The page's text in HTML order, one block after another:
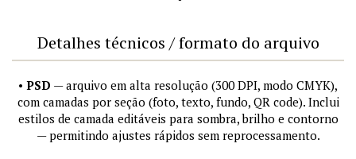
Detalhes técnicos / formato do arquivo
• PSD — arquivo em alta resolução (300 DPI, modo CMYK),
com camadas por seção (foto, texto, fundo, QR code). Inclui
estilos de camada editáveis para sombra, brilho e contorno
— permitindo ajustes rápidos sem reprocessamento.